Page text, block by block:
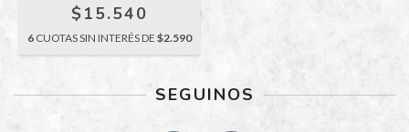
$15.540
6 CUOTAS SIN INTERÉS DE $2.590
SEGUINOS